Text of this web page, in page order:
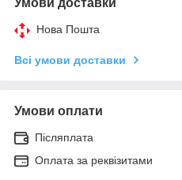
Нова Пошта
Всі умови доставки
Умови оплати
Післяплата
Оплата за реквізитами